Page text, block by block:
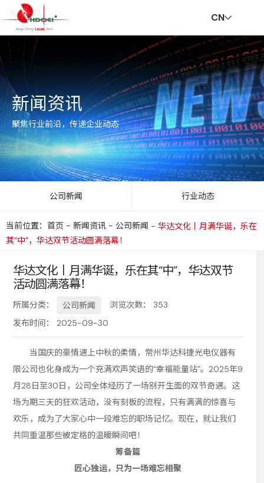
页
走
进
华
达
创
新
与
服
新
闻
资
讯
会
责
任
招
贤
纳
士
联
系
我
们
V
R
CN
新闻资讯
聚焦行业前沿，传递企业动态
公司新闻 行业动态
当前位置：首页 - 新闻资讯 - 公司新闻 - 华达文化丨月满华诞，乐在
其“中”，华达双节活动圆满落幕！
华达文化丨月满华诞，乐在其“中”，华达双节
活动圆满落幕！
所属分类： 公司新闻 浏览次数： 353
发布时间： 2025-09-30
当国庆的豪情遇上中秋的柔情，常州华达科捷光电仪器有
限公司也化身成为一个充满欢声笑语的“幸福能量站”。2025年9
月28日至30日，公司全体经历了一场别开生面的双节奇遇。这
场为期三天的狂欢活动，没有刻板的流程，只有满满的惊喜与
欢乐，成为了大家心中一段难忘的职场记忆。现在，就让我们
共同重温那些被定格的温暖瞬间吧！
筹备篇
匠心独运，只为一场难忘相聚